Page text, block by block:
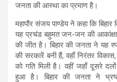
जनता की आस्था का प्रमाण है।
महापौर संजय पाण्डेय ने कहा कि बिहार
यह प्रचंड बहुमत जन-जन की
की जीत है। बिहार की जनता ने यह
की सरकारें बनी हैं, वहाँ निरंतर
को गति मिली है। वहीं जहाँ दूसरे
हुआ है। बिहार की जनता ने